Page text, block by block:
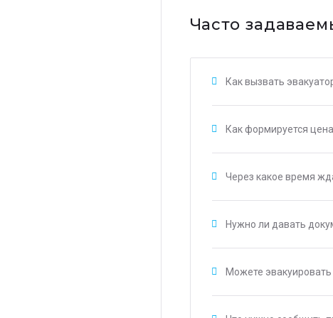
Часто
Как вызвать
Как формируется
Через какое время
Нужно ли давать
Можете